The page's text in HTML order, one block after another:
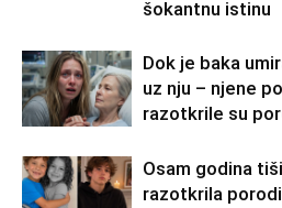
šokantnu istinu
Dok je baka
uz nju – njene
razotkrile su
Osam godina
razotkrila